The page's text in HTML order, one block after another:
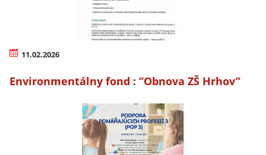
11.02.2026
Environmentálny fond : ’’Obnova ZŠ Hrhov’’